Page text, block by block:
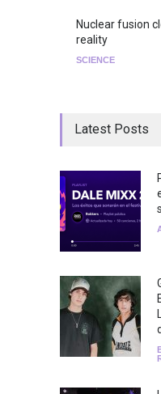
Nuclear fusion
reality
SCIENCE
Latest Posts